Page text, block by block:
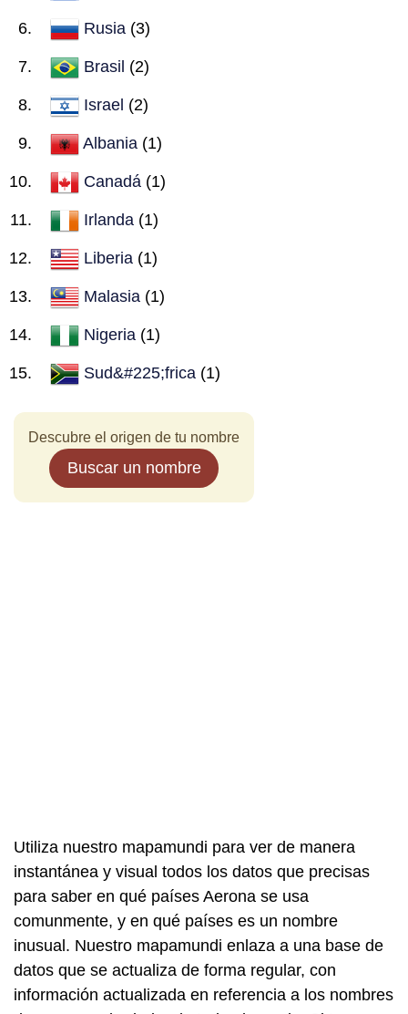
Rusia (3)
Brasil (2)
Israel (2)
Albania (1)
Canadá (1)
Irlanda (1)
Liberia (1)
Malasia (1)
Nigeria (1)
Sud&#225;frica (1)
Descubre el origen de tu nombre
Buscar un nombre
Utiliza nuestro mapamundi para ver de manera
instantánea y visual todos los datos que precisas
para saber en qué países Aerona se usa
comunmente, y en qué países es un nombre
inusual. Nuestro mapamundi enlaza a una base de
datos que se actualiza de forma regular, con
información actualizada en referencia a los nombres